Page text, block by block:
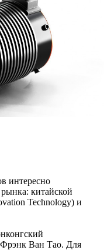
интересно
китайской
Technology) и
Фрэнк Ван Тао. Для